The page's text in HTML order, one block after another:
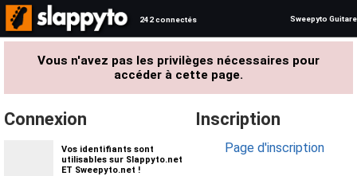
242 connectés Sweepyto Guitare
Vous n'avez pas les privilèges nécessaires pour
accéder à cette page.
Connexion
Vos identifiants sont
utilisables sur Slappyto.net
ET Sweepyto.net !
Inscription
Page d'inscription